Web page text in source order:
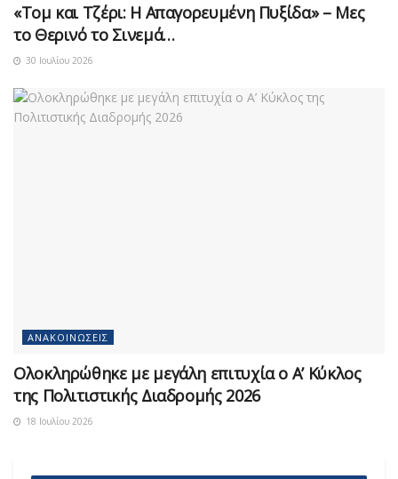
«Τομ και Τζέρι: Η Απαγορευμένη Πυξίδα» – Μες
το Θερινό το Σινεμά…
30 Ιουλίου 2026
ΑΝΑΚΟΙΝΏΣΕΙΣ
Ολοκληρώθηκε με μεγάλη επιτυχία ο Α’ Κύκλος
της Πολιτιστικής Διαδρομής 2026
18 Ιουλίου 2026